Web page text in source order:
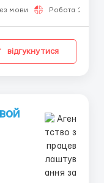
мови Робота 2-3
відгукнутися